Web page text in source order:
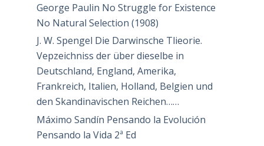
George Paulin No Struggle for Existence
No Natural Selection (1908)
J. W. Spengel Die Darwinsche Tlieorie.
Vepzeichniss der über dieselbe in
Deutschland, England, Amerika,
Frankreich, Italien, Holland, Belgien und
den Skandinavischen Reichen……
Máximo Sandín Pensando la Evolución
Pensando la Vida 2ª Ed